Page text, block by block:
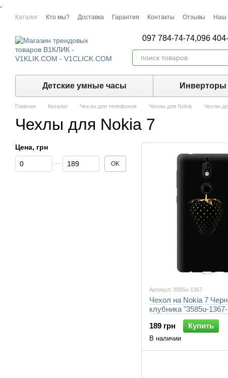
Перейти к основному контенту
Каталог Кто мы? Доставка Гарантия Контакты Отзывы Наш
097 784-74-74,096
Детские умные часы Инверторы
Главная Каталог Чехлы для телефонов Чехлы для Nokia Чехлы
Чехлы для Nokia 7
Артикул: 3585u-1367
Чехол на Nokia 7
клубника "3585u-
189 грн
Купить
В наличии
Цена, грн
От Цена, грн
До Цена, грн OK